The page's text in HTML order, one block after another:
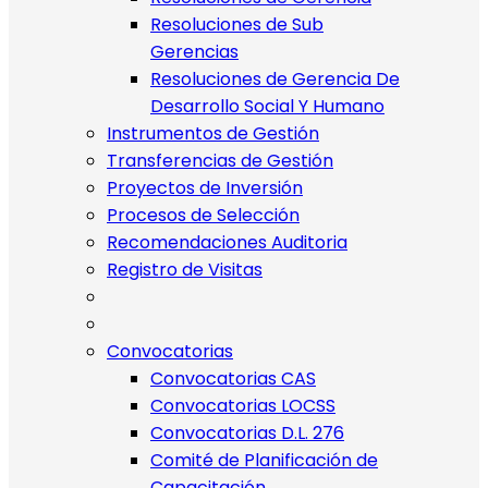
Resoluciones de Sub
Gerencias
Resoluciones de Gerencia De
Desarrollo Social Y Humano
Instrumentos de Gestión
Transferencias de Gestión
Proyectos de Inversión
Procesos de Selección
Recomendaciones Auditoria
Registro de Visitas
Convocatorias
Convocatorias CAS
Convocatorias LOCSS
Convocatorias D.L. 276
Comité de Planificación de